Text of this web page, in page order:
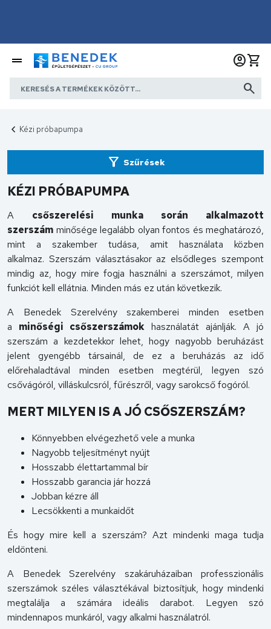
Kézi próbapumpa
KÉZI PRÓBAPUMPA
A csőszerelési munka során alkalmazott
szerszám minősége legalább olyan fontos és meghatározó,
mint a szakember tudása, amit használata közben
alkalmaz. Szerszám választásakor az elsődleges szempont
mindig az, hogy mire fogja használni a szerszámot, milyen
funkciót kell ellátnia. Minden más ez után következik.
A Benedek Szerelvény szakemberei minden esetben
a minőségi csőszerszámok használatát ajánlják. A jó
szerszám a kezdetekkor lehet, hogy nagyobb beruházást
jelent gyengébb társainál, de ez a beruházás az idő
előrehaladtával minden esetben megtérül, legyen szó
csővágóról, villáskulcsról, fűrészről, vagy sarokcső fogóról.
MERT MILYEN IS A JÓ CSŐSZERSZÁM?
Könnyebben elvégezhető vele a munka
Nagyobb teljesítményt nyújt
Hosszabb élettartammal bír
Hosszabb garancia jár hozzá
Jobban kézre áll
Lecsökkenti a munkaidőt
És hogy mire kell a szerszám? Azt mindenki maga tudja
eldönteni.
A Benedek Szerelvény szakáruházaiban professzionális
szerszámok széles választékával biztosítjuk, hogy mindenki
megtalálja a számára ideális darabot. Legyen szó
mindennapos munkáról, vagy alkalmi használatról.
Szűrések